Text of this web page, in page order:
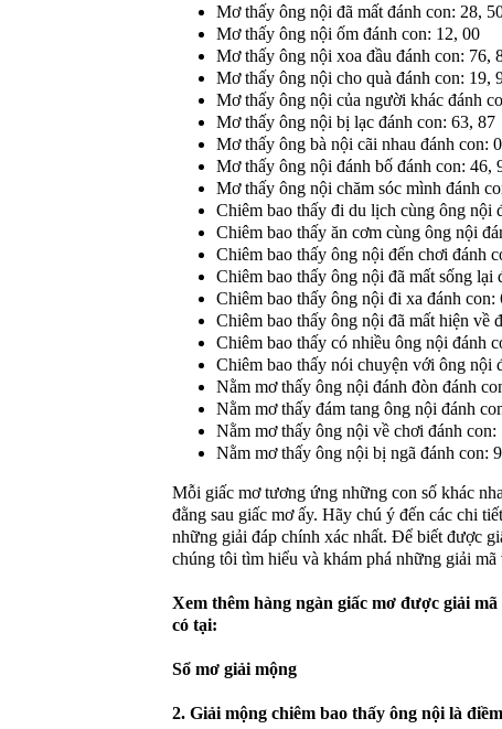
Mơ thấy ông nội đã mất đánh con: 28,
Mơ thấy ông nội ốm đánh con: 12, 00
Mơ thấy ông nội xoa đầu đánh con: 76,
Mơ thấy ông nội cho quà đánh con: 19,
Mơ thấy ông nội của người khác đánh
Mơ thấy ông nội bị lạc đánh con: 63, 87
Mơ thấy ông bà nội cãi nhau đánh con:
Mơ thấy ông nội đánh bố đánh con: 46,
Mơ thấy ông nội chăm sóc mình đánh
Chiêm bao thấy đi du lịch cùng ông nội
Chiêm bao thấy ăn cơm cùng ông nội
Chiêm bao thấy ông nội đến chơi đánh
Chiêm bao thấy ông nội đã mất sống lại
Chiêm bao thấy ông nội đi xa đánh con:
Chiêm bao thấy ông nội đã mất hiện về
Chiêm bao thấy có nhiều ông nội đánh
Chiêm bao thấy nói chuyện với ông nội
Nằm mơ thấy ông nội đánh đòn đánh
Nằm mơ thấy đám tang ông nội đánh
Nằm mơ thấy ông nội về chơi đánh con:
Nằm mơ thấy ông nội bị ngã đánh con:
Mỗi giấc mơ tương ứng những con số khác
đằng sau giấc mơ ấy. Hãy chú ý đến các chi
những giải đáp chính xác nhất. Để biết được
chúng tôi tìm hiểu và khám phá những giải mã
Xem thêm hàng ngàn giấc mơ được giải
có tại:
Sổ mơ giải mộng
2. Giải mộng chiêm bao thấy ông nội là